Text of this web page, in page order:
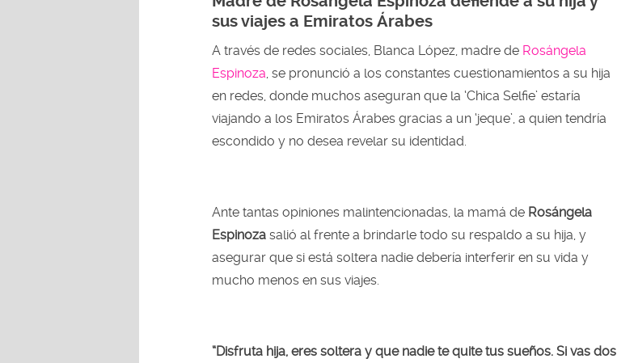
sus viajes a Emiratos Árabes
A través de redes sociales, Blanca López, madre de Rosángela
Espinoza , se pronunció a los constantes cuestionamientos a su hija
en redes, donde muchos aseguran que la ‘Chica Selfie’ estaría
viajando a los Emiratos Árabes gracias a un ‘jeque’, a quien tendría
escondido y no desea revelar su identidad.
Ante tantas opiniones malintencionadas, la mamá de Rosángela
Espinoza salió al frente a brindarle todo su respaldo a su hija, y
asegurar que si está soltera nadie debería interferir en su vida y
mucho menos en sus viajes.
“Disfruta hija, eres soltera y que nadie te quite tus sueños. Si vas dos